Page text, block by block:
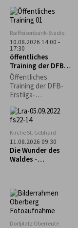
Raiffeisenbank-Stadion
in Weiler im Allgäu
10.08.2026 14:00 -
17:30
öffentliches
Training der DFB-
Erstliga-
Schiedsrichter
Öffentliches
Training der DFB-
Erstliga-
Bewirtung
Kirche St. Gebhard
11.08.2026 09:30
Die Wunder des
Waldes -
Dorfplatz Oberreute